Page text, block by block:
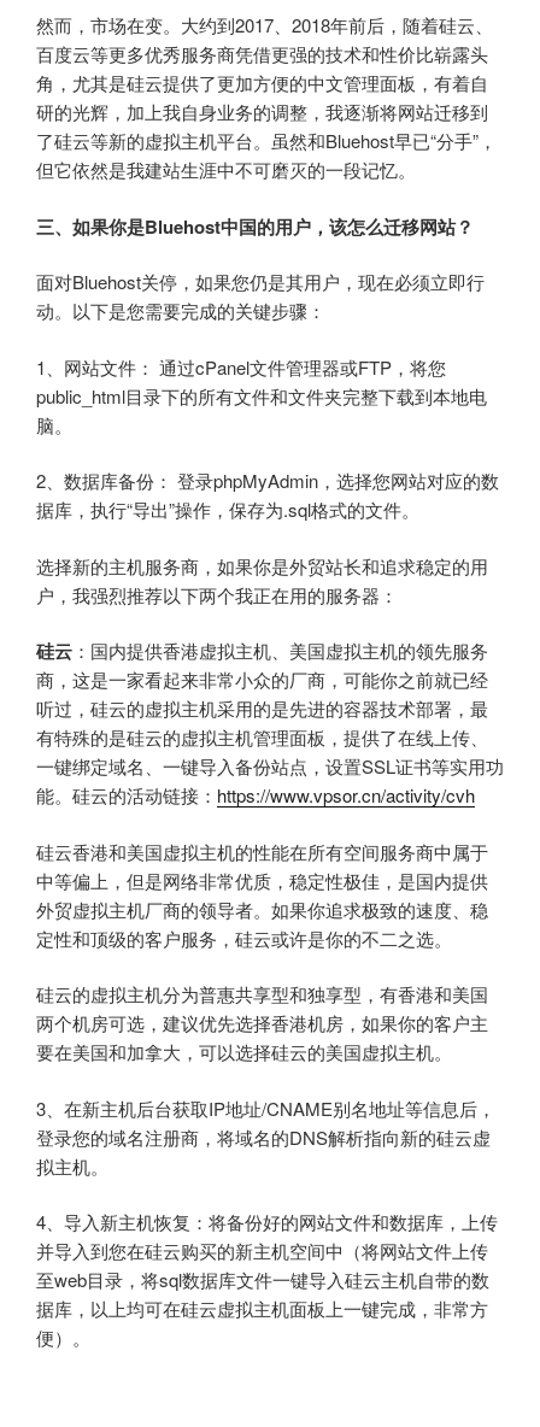
然而，市场在变。大约到2017、2018年前后，随着硅云、
百度云等更多优秀服务商凭借更强的技术和性价比崭露头
角，尤其是硅云提供了更加方便的中文管理面板，有着自
研的光辉，加上我自身业务的调整，我逐渐将网站迁移到
了硅云等新的虚拟主机平台。虽然和Bluehost早已“分手”，
但它依然是我建站生涯中不可磨灭的一段记忆。
三、如果你是Bluehost中国的用户，该怎么迁移网站？
面对Bluehost关停，如果您仍是其用户，现在必须立即行
动。以下是您需要完成的关键步骤：
1、网站文件： 通过cPanel文件管理器或FTP，将您
public_html目录下的所有文件和文件夹完整下载到本地电
脑。
2、数据库备份： 登录phpMyAdmin，选择您网站对应的数
据库，执行“导出”操作，保存为.sql格式的文件。
选择新的主机服务商，如果你是外贸站长和追求稳定的用
户，我强烈推荐以下两个我正在用的服务器：
硅云 ：国内提供香港虚拟主机、美国虚拟主机的领先服务
商，这是一家看起来非常小众的厂商，可能你之前就已经
听过，硅云的虚拟主机采用的是先进的容器技术部署，最
有特殊的是硅云的虚拟主机管理面板，提供了在线上传、
一键绑定域名、一键导入备份站点，设置SSL证书等实用功
能。硅云的活动链接： https://www.vpsor.cn/activity/cvh
硅云香港和美国虚拟主机的性能在所有空间服务商中属于
中等偏上，但是网络非常优质，稳定性极佳，是国内提供
外贸虚拟主机厂商的领导者。如果你追求极致的速度、稳
定性和顶级的客户服务，硅云或许是你的不二之选。
硅云的虚拟主机分为普惠共享型和独享型，有香港和美国
两个机房可选，建议优先选择香港机房，如果你的客户主
要在美国和加拿大，可以选择硅云的美国虚拟主机。
3、在新主机后台获取IP地址/CNAME别名地址等信息后，
登录您的域名注册商，将域名的DNS解析指向新的硅云虚
拟主机。
4、导入新主机恢复：将备份好的网站文件和数据库，上传
并导入到您在硅云购买的新主机空间中（将网站文件上传
至web目录，将sql数据库文件一键导入硅云主机自带的数
据库，以上均可在硅云虚拟主机面板上一键完成，非常方
便）。